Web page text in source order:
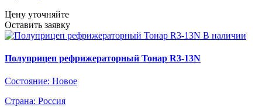
Цену уточняйте
Оставить заявку
В наличии
Полуприцеп рефрижераторный Тонар R3-13N
Состояние: Новое
Страна: Россия